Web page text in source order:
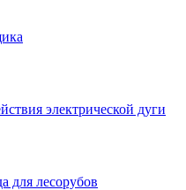
электрической дуги
для лесорубов